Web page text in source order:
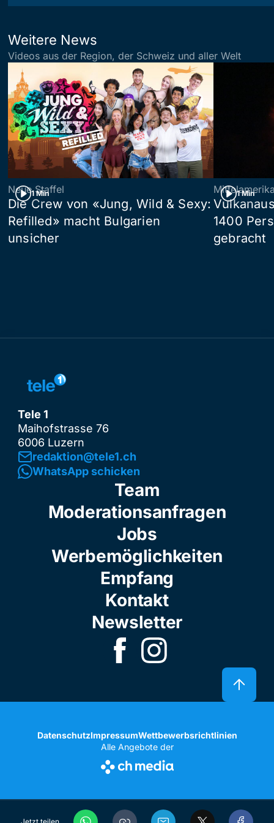
Weitere News
Videos aus der Region, der Schweiz und aller Welt
1 Min
Neue Staffel
Die Crew von «Jung, Wild & Sexy:
Refilled» macht Bulgarien
unsicher
1 Min
1400
gebracht
Tele 1
Maihofstrasse 76
6006 Luzern
redaktion@tele1.ch
WhatsApp schicken
Team
Moderationsanfragen
Jobs
Werbemöglichkeiten
Empfang
Kontakt
Newsletter
DatenschutzImpressumWettbewerbsrichtlinien
Alle Angebote der